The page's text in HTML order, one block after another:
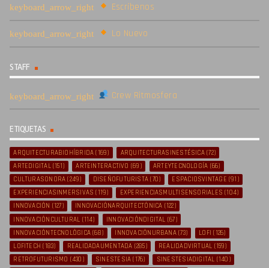
Escríbenos
Lo Nuevo
STAFF
Crew Ritmosfera
ETIQUETAS
ARQUITECTURABIOHÍBRIDA (169) ARQUITECTURASINESTÉSICA(72)
ARTEDIGITAL(151) ARTEINTERACTIVO (69) ARTEYTECNOLOGÍA (66)
CULTURASONORA (249) DISEÑOFUTURISTA (70) ESPACIOSVINTAGE (91)
EXPERIENCIASINMERSIVAS (119) EXPERIENCIASMULTISENSORIALES (104)
INNOVACIÓN (127) INNOVACIÓNARQUITECTÓNICA (122)
INNOVACIÓNCULTURAL (114) INNOVACIÓNDIGITAL (67)
INNOVACIÓNTECNOLÓGICA (68) INNOVACIÓNURBANA(73) LOFI (126)
LOFITECH (183) REALIDADAUMENTADA (285) REALIDADVIRTUAL (159)
RETROFUTURISMO (430) SINESTESIA (176) SINESTESIADIGITAL (140)